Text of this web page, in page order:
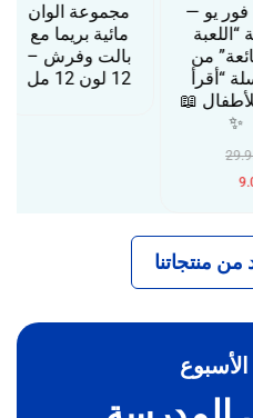
فور يو —
من
“أقرأ
📖
✨
مجموعة الوان
مائية بريما مع
بالت وفرش –
12 لون 12 مل
منتجاتنا